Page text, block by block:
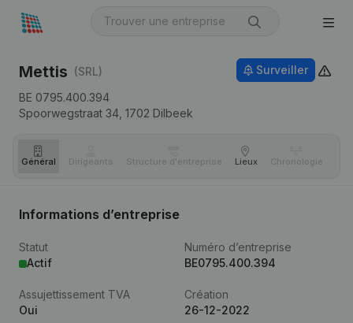
Mettis (SRL)
BE 0795.400.394
Spoorwegstraat 34, 1702 Dilbeek
Surveiller
Général Dirigeants Structure d'entreprise Lieux Chronologie
Informations d’entreprise
Statut
Actif
Numéro d’entreprise
BE0795.400.394
Assujettissement TVA
Oui
Création
26-12-2022